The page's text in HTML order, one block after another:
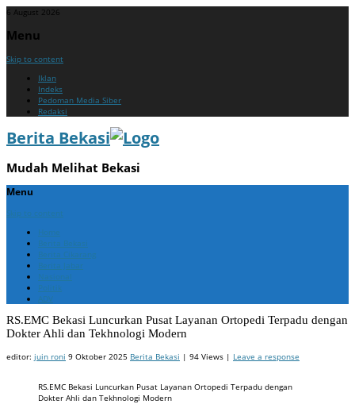
6 August 2026
Menu
Skip to content
Iklan
Indeks
Pedoman Media Siber
Redaksi
Berita Bekasi
Mudah Melihat Bekasi
Menu
Skip to content
Home
Berita Bekasi
Berita Cikarang
Berita Jabar
Nasional
Politik
ADV
RS.EMC Bekasi Luncurkan Pusat Layanan Ortopedi Terpadu dengan
Dokter Ahli dan Tekhnologi Modern
editor: juin roni 9 Oktober 2025 Berita Bekasi | 94 Views | Leave a response
RS.EMC Bekasi Luncurkan Pusat Layanan Ortopedi Terpadu dengan
Dokter Ahli dan Tekhnologi Modern